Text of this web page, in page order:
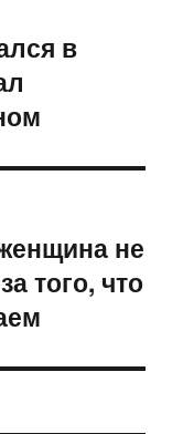
в
не
того, что